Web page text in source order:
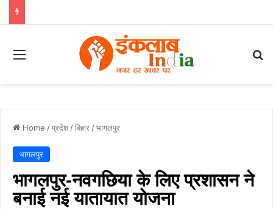
Menu
Home /प्रदेश /बिहार /भागलपुर
भागलपुर
भागलपुर-नवगछिया के लिए प्रशासन ने
बनाई नई यातायात योजना